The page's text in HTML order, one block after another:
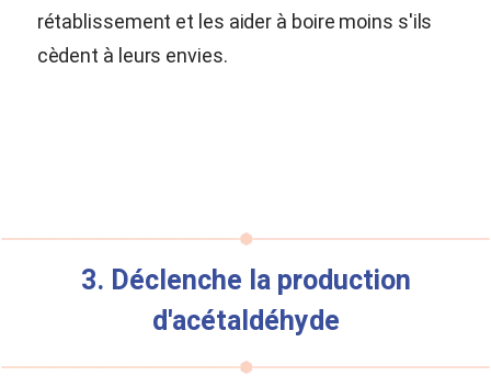
rétablissement et les aider à boire moins s'ils
cèdent à leurs envies.
3. Déclenche la production
d'acétaldéhyde